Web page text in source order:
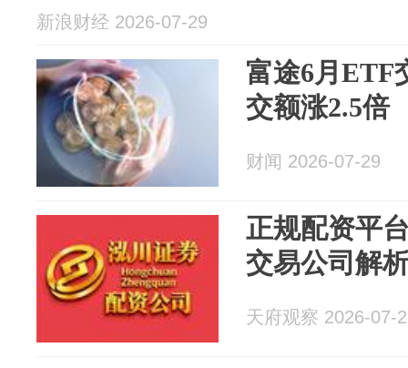
新浪财经 2026-07-29
富途6月ETF
交额涨2.5倍
财闻 2026-07-29
正规配资平
交易公司解
天府观察 2026-07-